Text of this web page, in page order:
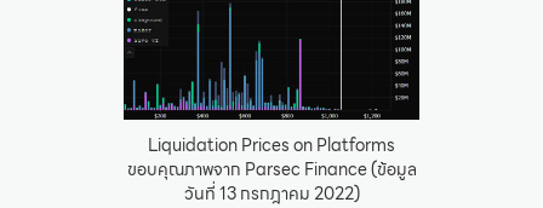
Liquidation Prices on Platforms
ขอบคุณภาพจาก Parsec Finance (ข้อมูล
วันที่ 13 กรกฎาคม 2022)